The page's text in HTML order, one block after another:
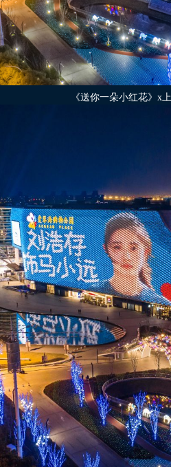
《送你一朵小红花》x